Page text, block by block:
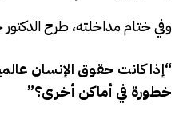
وفي ختام مداخلته، طرح
“إذا كانت حقوق الإنسان
خطورة في أماكن أخرى؟”